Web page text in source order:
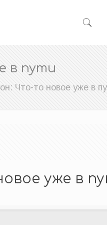
в пути
Что-то новое уже в
уже в